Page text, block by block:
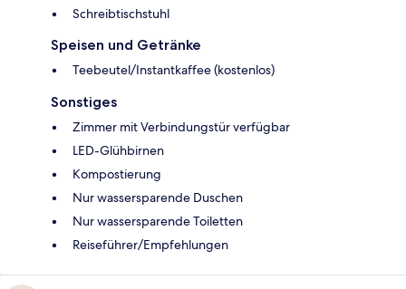
Schreibtischstuhl
Speisen und Getränke
Teebeutel/Instantkaffee (kostenlos)
Sonstiges
Zimmer mit Verbindungstür verfügbar
LED-Glühbirnen
Kompostierung
Nur wassersparende Duschen
Nur wassersparende Toiletten
Reiseführer/Empfehlungen